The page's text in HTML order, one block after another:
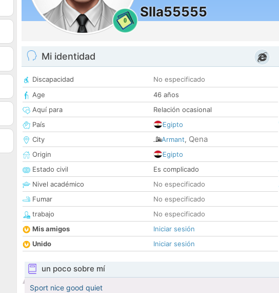
0
Slla55555
Mi identidad
Discapacidad
No especificado
Age
46 años
Aquí para
Relación ocasional
País
Egipto
City
Armant, Qena
Origin
Egipto
Estado civil
Es complicado
Nivel académico
No especificado
Fumar
No especificado
trabajo
No especificado
Mis amigos
Iniciar sesión
Unido
Iniciar sesión
un poco sobre mí
Sport nice good quiet